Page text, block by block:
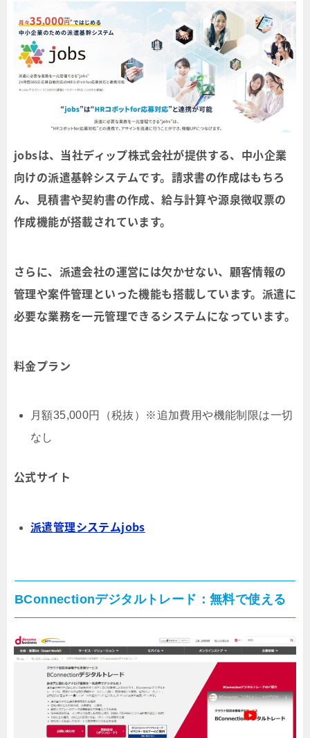
jobsは、当社ディップ株式会社が提供する、中小企業
向けの派遣基幹システムです。請求書の作成はもちろ
ん、見積書や契約書の作成、給与計算や源泉徴収票の
作成機能が搭載されています。
さらに、派遣会社の運営には欠かせない、顧客情報の
管理や案件管理といった機能も搭載しています。派遣に
必要な業務を一元管理できるシステムになっています。
料金プラン
月額35,000円（税抜）※追加費用や機能制限は一切
なし
公式サイト
派遣管理システムjobs
BConnectionデジタルトレード：無料で使える